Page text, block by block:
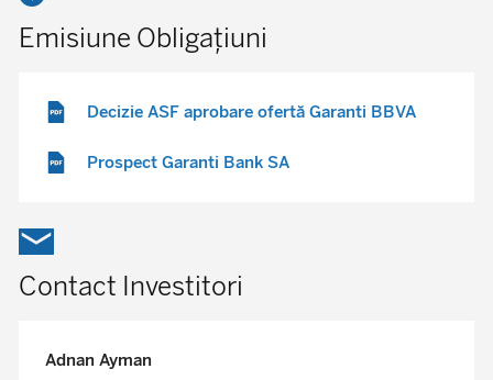
Emisiune Obligațiuni
Decizie ASF aprobare ofertă Garanti BBVA
Prospect Garanti Bank SA
Contact Investitori
Adnan Ayman